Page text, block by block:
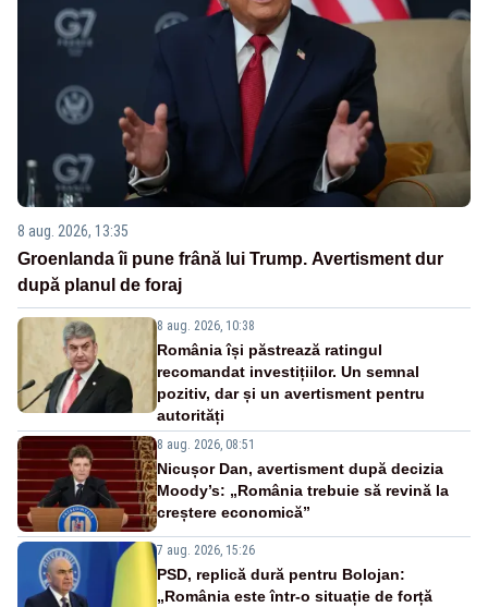
8 aug. 2026, 13:35
Groenlanda îi pune frână lui Trump. Avertisment dur
după planul de foraj
8 aug. 2026, 10:38
România își păstrează ratingul
recomandat investițiilor. Un semnal
pozitiv, dar și un avertisment pentru
autorități
8 aug. 2026, 08:51
Nicușor Dan, avertisment după decizia
Moody’s: „România trebuie să revină la
creștere economică”
7 aug. 2026, 15:26
PSD, replică dură pentru Bolojan:
„România este într-o situație de forță